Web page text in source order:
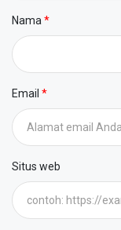
Nama
Email
Situs web